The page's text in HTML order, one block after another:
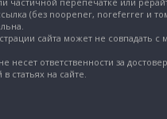
(без noopener, noreferrer и
сайта может не совпадать с
несет ответственности за
статьях на сайте.